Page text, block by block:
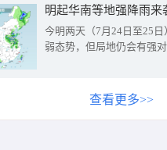
明起华南等地强降雨
今明两天（7月24日至25
弱态势，但局地仍会有强
查看更多>>